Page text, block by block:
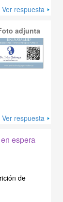
Ver respuesta
adjunta
Ver respuesta
espera
de